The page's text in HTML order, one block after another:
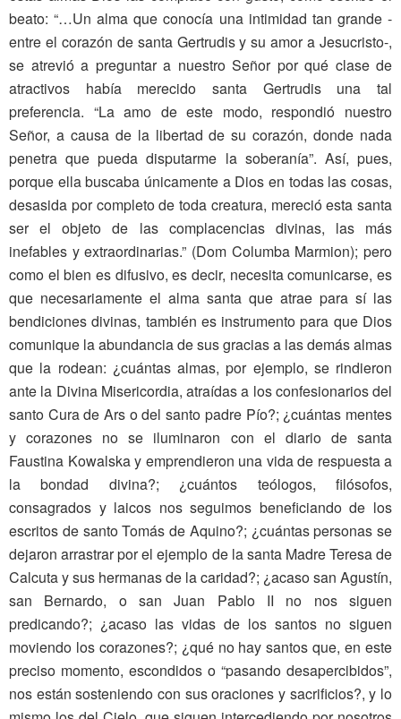
beato: “…Un alma que conocía una intimidad tan grande -
entre el corazón de santa Gertrudis y su amor a Jesucristo-,
se atrevió a preguntar a nuestro Señor por qué clase de
atractivos había merecido santa Gertrudis una tal
preferencia. “La amo de este modo, respondió nuestro
Señor, a causa de la libertad de su corazón, donde nada
penetra que pueda disputarme la soberanía”. Así, pues,
porque ella buscaba únicamente a Dios en todas las cosas,
desasida por completo de toda creatura, mereció esta santa
ser el objeto de las complacencias divinas, las más
inefables y extraordinarias.” (Dom Columba Marmion); pero
como el bien es difusivo, es decir, necesita comunicarse, es
que necesariamente el alma santa que atrae para sí las
bendiciones divinas, también es instrumento para que Dios
comunique la abundancia de sus gracias a las demás almas
que la rodean: ¿cuántas almas, por ejemplo, se rindieron
ante la Divina Misericordia, atraídas a los confesionarios del
santo Cura de Ars o del santo padre Pío?; ¿cuántas mentes
y corazones no se iluminaron con el diario de santa
Faustina Kowalska y emprendieron una vida de respuesta a
la bondad divina?; ¿cuántos teólogos, filósofos,
consagrados y laicos nos seguimos beneficiando de los
escritos de santo Tomás de Aquino?; ¿cuántas personas se
dejaron arrastrar por el ejemplo de la santa Madre Teresa de
Calcuta y sus hermanas de la caridad?; ¿acaso san Agustín,
san Bernardo, o san Juan Pablo II no nos siguen
predicando?; ¿acaso las vidas de los santos no siguen
moviendo los corazones?; ¿qué no hay santos que, en este
preciso momento, escondidos o “pasando desapercibidos”,
nos están sosteniendo con sus oraciones y sacrificios?, y lo